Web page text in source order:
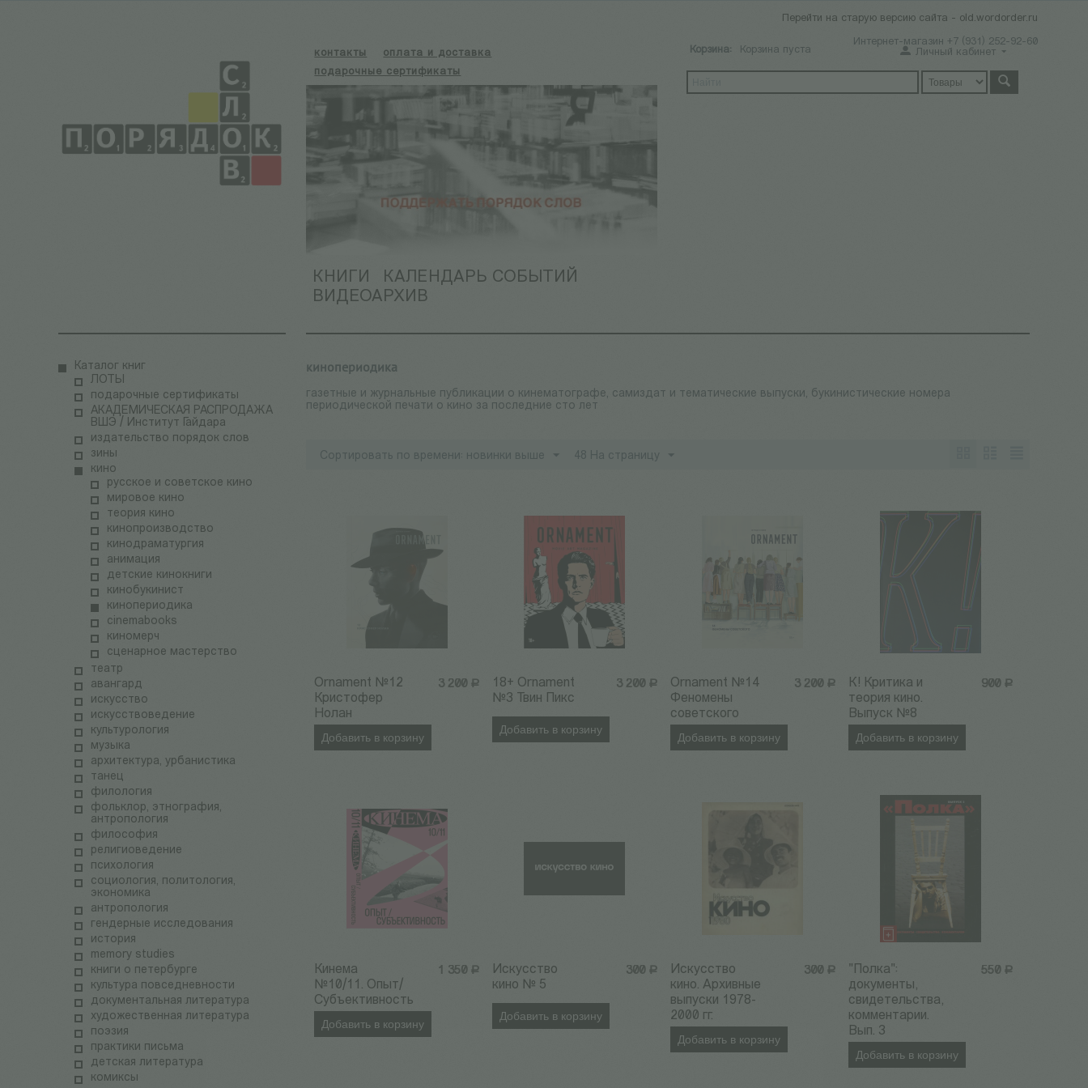
Перейти на старую версию сайта - old.wordorder.ru
Интернет-магазин +7 (931) 252-92-60
контакты
оплата и доставка
подарочные сертификаты
КНИГИ
КАЛЕНДАРЬ СОБЫТИЙ
ВИДЕОАРХИВ
Корзина: Корзина пуста Личный кабинет
Каталог книг
ЛОТЫ
подарочные сертификаты
АКАДЕМИЧЕСКАЯ РАСПРОДАЖА
ВШЭ / Институт Гайдара
издательство порядок слов
зины
кино
русское и советское кино
мировое кино
теория кино
кинопроизводство
кинодраматургия
анимация
детские кинокниги
кинобукинист
кинопериодика
cinemabooks
киномерч
сценарное мастерство
театр
авангард
искусство
искусствоведение
культурология
музыка
архитектура, урбанистика
танец
филология
фольклор, этнография,
антропология
философия
религиоведение
психология
социология, политология,
экономика
антропология
гендерные исследования
история
memory studies
книги о петербурге
культура повседневности
документальная литература
художественная литература
поэзия
практики письма
детская литература
комиксы
кинопериодика
газетные и журнальные публикации о кинематографе, самиздат и тематические выпуски, букинистические номера
периодической печати о кино за последние сто лет
Сортировать по времени: новинки выше 48 На страницу
3 200 Р
Ornament №12
Кристофер
Нолан
Добавить в корзину
3 200 Р
18+ Ornament
№3 Твин Пикс
Добавить в корзину
3 200 Р
Ornament №14
Феномены
советского
Добавить в корзину
900 Р
К! Критика и
теория кино.
Выпуск №8
Добавить в корзину
1 350 Р
Кинема
№10/11. Опыт/
Субъективность
Добавить в корзину
300 Р
Искусство
кино № 5
Добавить в корзину
300 Р
Искусство
кино. Архивные
выпуски 1978-
2000 гг.
Добавить в корзину
550 Р
"Полка":
документы,
свидетельства,
комментарии.
Вып. 3
Добавить в корзину